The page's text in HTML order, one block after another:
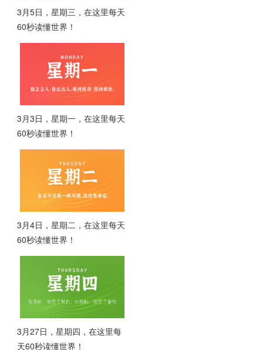
3月5日，星期三，在这里每天
60秒读懂世界！
3月3日，星期一，在这里每天
60秒读懂世界！
3月4日，星期二，在这里每天
60秒读懂世界！
3月27日，星期四，在这里每
天60秒读懂世界！